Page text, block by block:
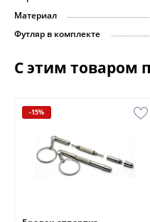
Материал
Футляр в комплекте
С этим товаром
-15%